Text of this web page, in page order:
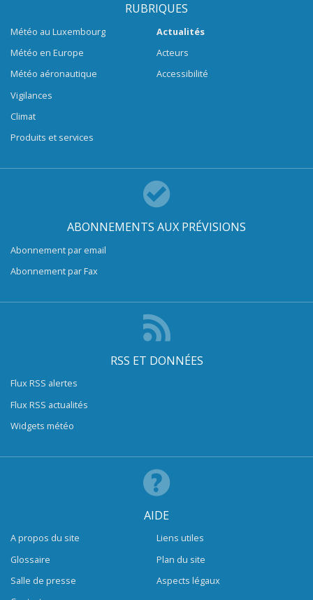
RUBRIQUES
Météo au Luxembourg
Météo en Europe
Météo aéronautique
Vigilances
Climat
Produits et services
Actualités
Acteurs
Accessibilité
ABONNEMENTS AUX PRÉVISIONS
Abonnement par email
Abonnement par Fax
RSS ET DONNÉES
Flux RSS alertes
Flux RSS actualités
Widgets météo
AIDE
A propos du site
Glossaire
Salle de presse
Liens utiles
Plan du site
Aspects légaux